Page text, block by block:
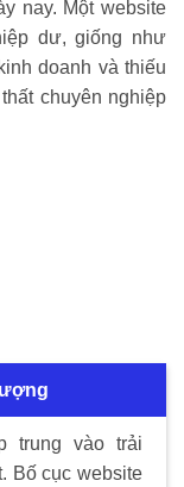
nay. Một website
dư, giống như
doanh và thiếu
chuyên nghiệp
trung vào trải
Bố cục website